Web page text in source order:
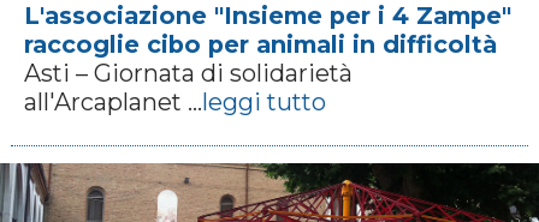
L'associazione "Insieme per i 4 Zampe"
raccoglie cibo per animali in difficoltà
Asti – Giornata di solidarietà
all'Arcaplanet ...leggi tutto